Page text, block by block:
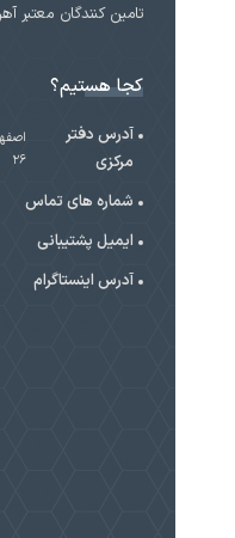
تامین کنندگان معتبر
کجا هستیم؟
آدرس دفتر
مرکزی
۲۶
شماره های تماس
ایمیل پشتیبانی
آدرس اینستاگرام